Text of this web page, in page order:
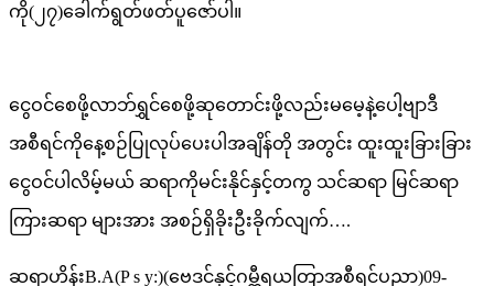
ကို(၂၇)ခေါက်ရွတ်ဖတ်ပူဇော်ပါ။
ငွေဝင်စေဖို့လာဘ်ရွှင်စေဖို့ဆုတောင်းဖို့လည်းမမေ့နဲ့ပေါ့ဗျာဒီ
အစီရင်ကိုနေ့စဉ်ပြုလုပ်ပေးပါအချိန်တို အတွင်း ထူးထူးခြားခြား
ငွေဝင်ပါလိမ့်မယ် ဆရာကိုမင်းနိုင်နှင့်တကွ သင်ဆရာ မြင်ဆရာ
ကြားဆရာ များအား အစဉ်ရှိခိုးဦးခိုက်လျက်….
ဆရာဟိန်းB.A(P s y:)(ဗေဒင်နှင့်ဂမ္ဘီရယတြာအစီရင်ပညာ)09-